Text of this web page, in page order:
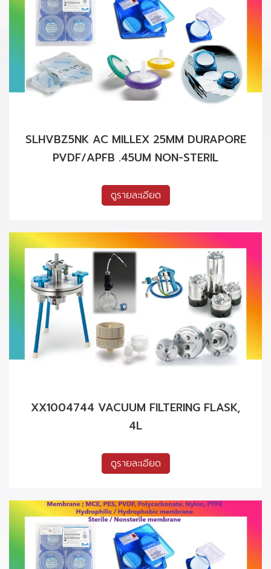
SLHVBZ5NK AC MILLEX 25MM DURAPORE
PVDF/APFB .45UM NON-STERIL
ดูรายละเอียด
XX1004744 VACUUM FILTERING FLASK,
4L
ดูรายละเอียด